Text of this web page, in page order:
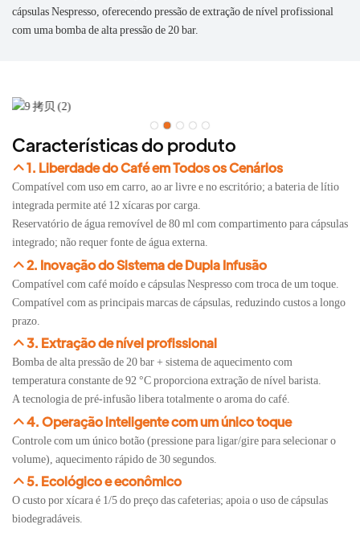
cápsulas Nespresso, oferecendo pressão de extração de nível profissional
com uma bomba de alta pressão de 20 bar.
Características do produto
1. Liberdade do Café em Todos os Cenários
Compatível com uso em carro, ao ar livre e no escritório; a bateria de lítio
integrada permite até 12 xícaras por carga.
Reservatório de água removível de 80 ml com compartimento para cápsulas
integrado; não requer fonte de água externa.
2. Inovação do Sistema de Dupla Infusão
Compatível com café moído e cápsulas Nespresso com troca de um toque.
Compatível com as principais marcas de cápsulas, reduzindo custos a longo
prazo.
3. Extração de nível profissional
Bomba de alta pressão de 20 bar + sistema de aquecimento com
temperatura constante de 92 °C proporciona extração de nível barista.
A tecnologia de pré-infusão libera totalmente o aroma do café.
4. Operação inteligente com um único toque
Controle com um único botão (pressione para ligar/gire para selecionar o
volume), aquecimento rápido de 30 segundos.
5. Ecológico e econômico
O custo por xícara é 1/5 do preço das cafeterias; apoia o uso de cápsulas
biodegradáveis.